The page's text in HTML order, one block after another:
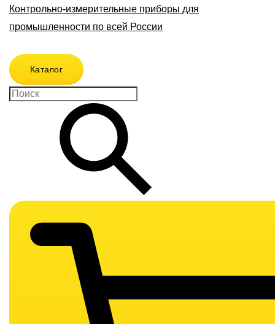
Контрольно-измерительные приборы для
промышленности по всей России
Каталог